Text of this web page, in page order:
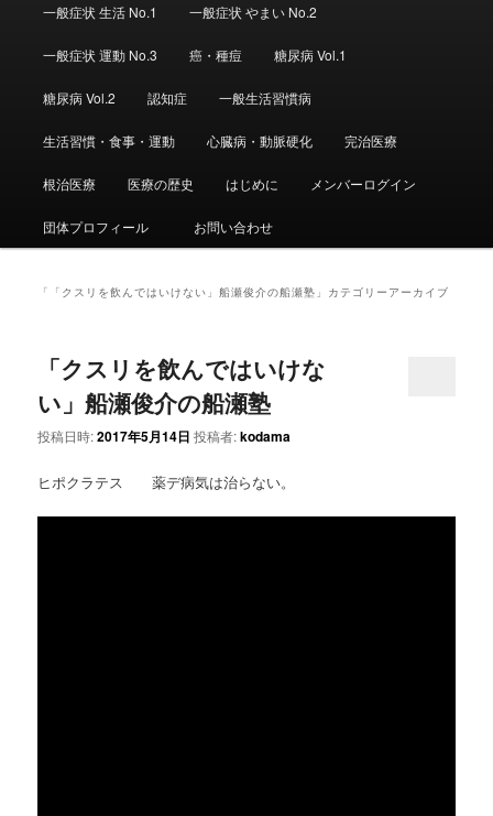
一般症状 生活 No.1 一般症状 やまい No.2
一般症状 運動 No.3 癌・種痘 糖尿病 Vol.1
糖尿病 Vol.2 認知症 一般生活習慣病
生活習慣・食事・運動 心臓病・動脈硬化 完治医療
根治医療 医療の歴史 はじめに メンバーログイン
団体プロフィール お問い合わせ
「 「クスリを飲んではいけない」船瀬俊介の船瀬塾 」カテゴリーアーカイブ
「クスリを飲んではいけな
い」船瀬俊介の船瀬塾
投稿日時:2017年5月14日 投稿者:kodama
ヒポクラテス 薬デ病気は治らない。